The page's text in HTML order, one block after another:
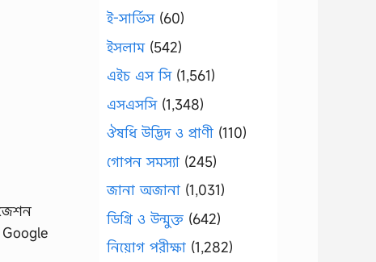
Google
ই-সার্ভিস(60)
ইসলাম(542)
এইচ এস সি(1,561)
এসএসসি(1,348)
ঔষধি উদ্ভিদ ও প্রাণী (110)
গোপন সমস্যা (245)
জানা অজানা (1,031)
ডিগ্রি ও উন্মুক্ত (642)
নিয়োগ পরীক্ষা (1,282)